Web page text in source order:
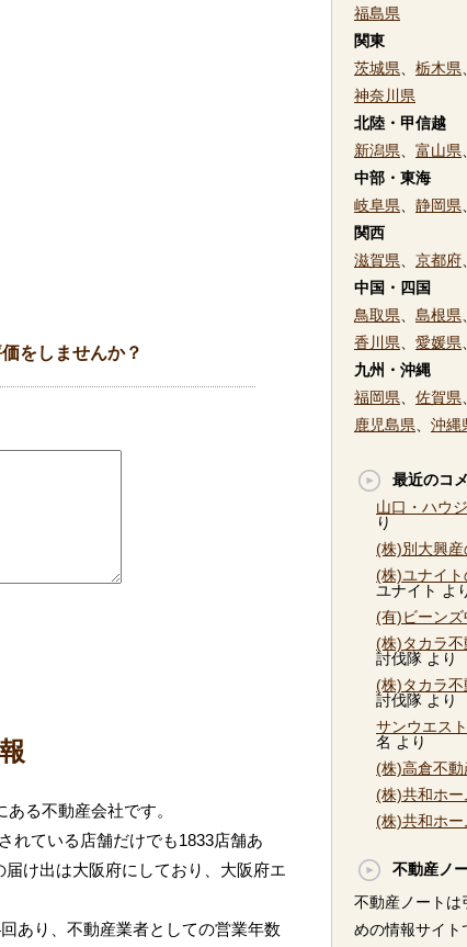
をしませんか？
る不動産会社です。
れている店舗だけでも1833店舗あ
け出は大阪府にしており、大阪府エ
あり、不動産業者としての営業年数
福島県
関東
茨城県
栃木県
神奈川県
北陸・甲信越
新潟県
富山県
中部・東海
岐阜県
静岡県
関西
滋賀県
京都府
中国・四国
鳥取県
島根県
香川県
愛媛県
九州・沖縄
福岡県
佐賀県
鹿児島県
沖縄
最近のコ
山口・ハウ
り
(株)別大興
(株)ユナイ
ユナイト よ
(有)ビーン
(株)タカラ
討伐隊 より
(株)タカラ
討伐隊 より
サンウエス
名 より
(株)高倉不
(株)共和ホ
(株)共和ホ
不動産ノ
不動産ノートは
めの情報サイト